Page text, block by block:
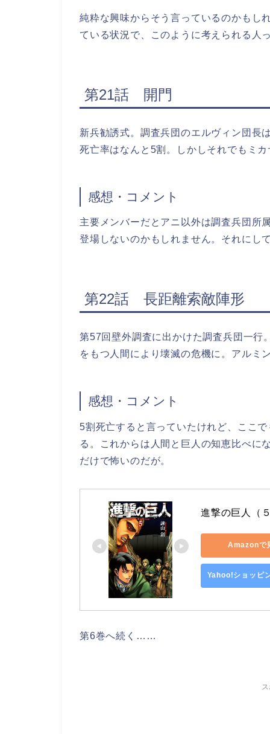
純粋な興味からそう言っているのかもし
ている状況で、このように考えられる人
第21話 開門
新兵勧誘式。調査兵団のエルヴィン団長
死亡率はなんと5割。しかしそれでもミ
感想・コメント
主要メンバーだとアニ以外は調査兵団所
登場しないのかもしれません。それにし
第22話 長距離索敵陣形
第57回壁外調査に出かけた調査兵団一行
をもつ人間により壊滅の危機に。アルミ
感想・コメント
5割死亡すると言っていたけれど、ここ
る。これからは人間と巨人の知恵比べに
だけで怖いのだが。
進撃の巨人（
Amazonで
Yahoo!ショッピ
第6巻へ続く……